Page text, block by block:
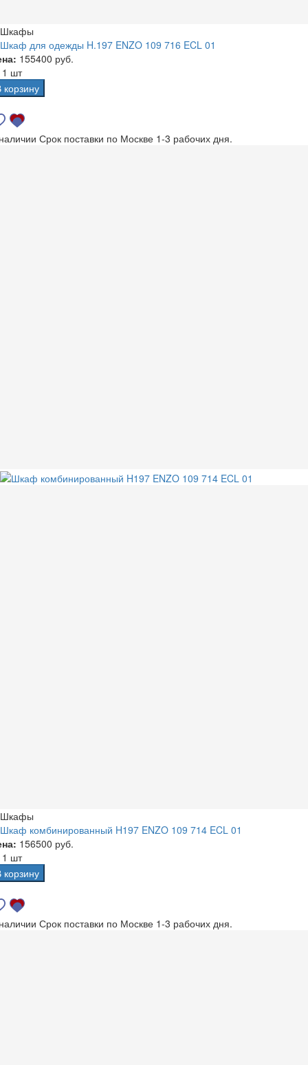
Шкафы
Шкаф для одежды H.197 ENZO 109 716 ECL 01
155400 руб.
1 шт
корзину
Срок поставки по Москве 1-3 рабочих дня.
Шкафы
Шкаф комбинированный H197 ENZO 109 714 ECL 01
156500 руб.
1 шт
корзину
Срок поставки по Москве 1-3 рабочих дня.